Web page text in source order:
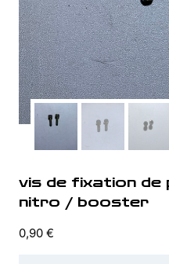
vis de fixation de
nitro / booster
0,90 €